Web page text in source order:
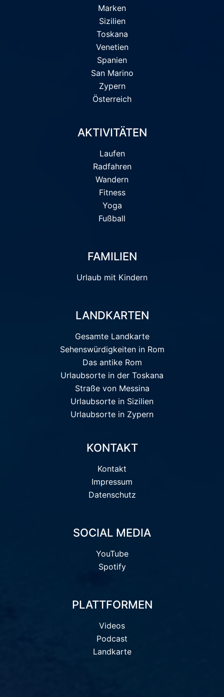
Marken
Sizilien
Toskana
Venetien
Spanien
San Marino
Zypern
Österreich
AKTIVITÄTEN
Laufen
Radfahren
Wandern
Fitness
Yoga
Fußball
FAMILIEN
Urlaub mit Kindern
LANDKARTEN
Gesamte Landkarte
Sehenswürdigkeiten in Rom
Das antike Rom
Urlaubsorte in der Toskana
Straße von Messina
Urlaubsorte in Sizilien
Urlaubsorte in Zypern
KONTAKT
Kontakt
Impressum
Datenschutz
SOCIAL MEDIA
YouTube
Spotify
PLATTFORMEN
Videos
Podcast
Landkarte